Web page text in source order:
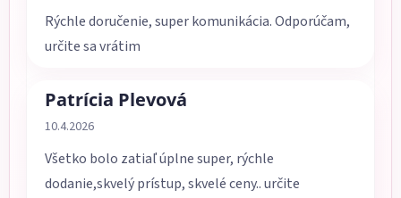
Rýchle doručenie, super komunikácia. Odporúčam,
určite sa vrátim
Patrícia Plevová
Hodnotenie obchodu je 5 z 5 hviezdičiek.
10.4.2026
Všetko bolo zatiaľ úplne super, rýchle
dodanie,skvelý prístup, skvelé ceny.. určite